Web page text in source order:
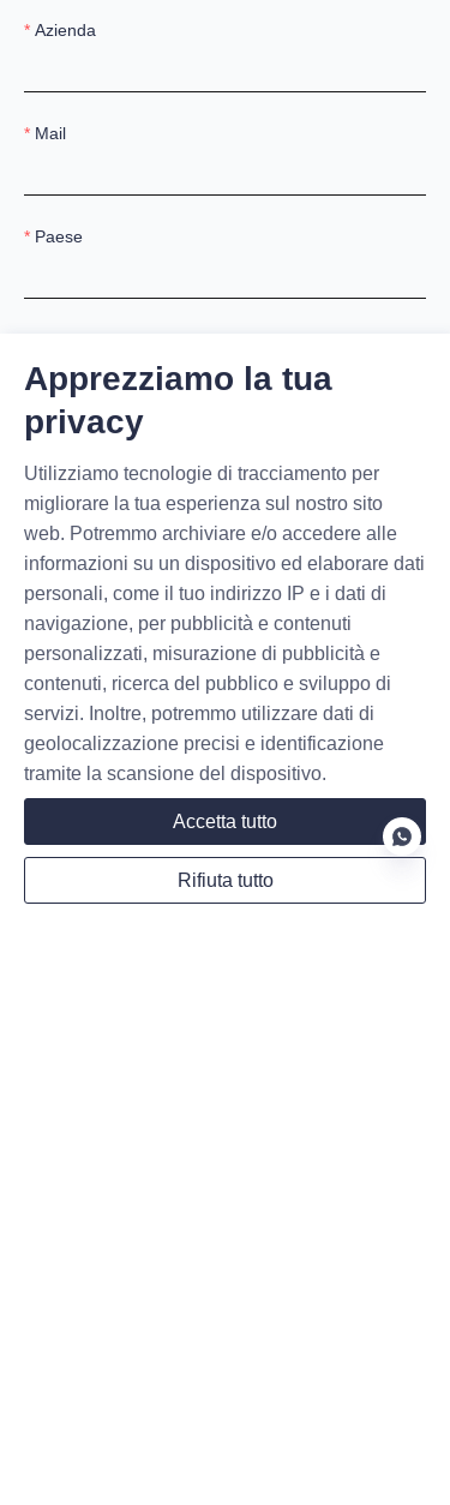
Azienda
Mail
Paese
WhatsApp
Osservazioni
Invia ora
Apprezziamo la tua
privacy
Utilizziamo tecnologie di tracciamento per
migliorare la tua esperienza sul nostro sito
web. Potremmo archiviare e/o accedere alle
informazioni su un dispositivo ed elaborare dati
personali, come il tuo indirizzo IP e i dati di
navigazione, per pubblicità e contenuti
personalizzati, misurazione di pubblicità e
contenuti, ricerca del pubblico e sviluppo di
servizi. Inoltre, potremmo utilizzare dati di
geolocalizzazione precisi e identificazione
tramite la scansione del dispositivo.
Accetta tutto
Rifiuta tutto